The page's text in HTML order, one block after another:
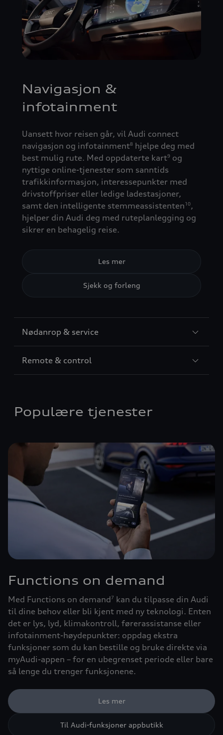
Navigasjon &
infotainment
Uansett hvor reisen går, vil Audi connect
navigasjon og infotainment8 hjelpe deg med
best mulig rute. Med oppdaterte kart9 og
nyttige online-tjenester som sanntids
trafikkinformasjon, interessepunkter med
drivstoffpriser eller ledige ladestasjoner,
samt den intelligente stemmeassistenten10,
hjelper din Audi deg med ruteplanlegging og
sikrer en behagelig reise.
Les mer
Sjekk og forleng
Nødanrop & service
Remote & control
Populære tjenester
Functions on demand
Med Functions on demand7 kan du tilpasse din Audi
til dine behov eller bli kjent med ny teknologi. Enten
det er lys, lyd, klimakontroll, førerassistanse eller
infotainment-høydepunkter: oppdag ekstra
funksjoner som du kan bestille og bruke direkte via
myAudi-appen – for en ubegrenset periode eller bare
så lenge du trenger funksjonene.
Les mer
Til Audi-funksjoner appbutikk